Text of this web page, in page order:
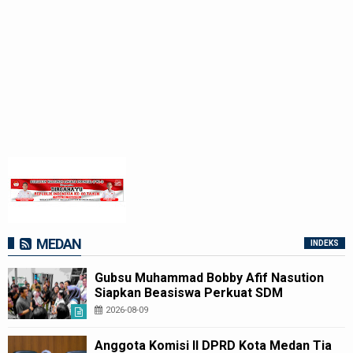
MEDAN INDEKS
Gubsu Muhammad Bobby Afif Nasution
Siapkan Beasiswa Perkuat SDM
Kesehatan Kepulauan Nias
2026-08-09
Anggota Komisi II DPRD Kota Medan Tia